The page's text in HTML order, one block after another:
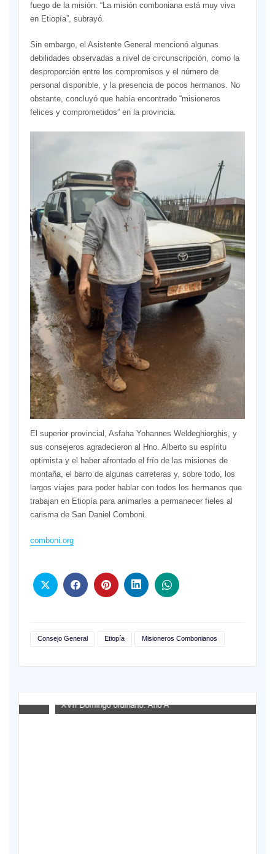
fuego de la misión. “La misión comboniana está muy viva
en Etiopía”, subrayó.
Sin embargo, el Asistente General mencionó algunas
debilidades observadas a nivel de circunscripción, como la
desproporción entre los compromisos y el número de
personal disponible, y la presencia de pocos hermanos. No
obstante, concluyó que había encontrado “misioneros
felices y comprometidos” en la provincia.
El superior provincial, Asfaha Yohannes Weldeghiorghis, y
sus consejeros agradecieron al Hno. Alberto su espíritu
optimista y el haber afrontado el frío de las misiones de
montaña, el barro de algunas carreteras y, sobre todo, los
largos viajes para poder hablar con todos los hermanos que
trabajan en Etiopía para animarles a permanecer fieles al
carisma de San Daniel Comboni.
comboni.org
Consejo General Etiopía Misioneros Combonianos
XVII Domingo ordinario. Año A